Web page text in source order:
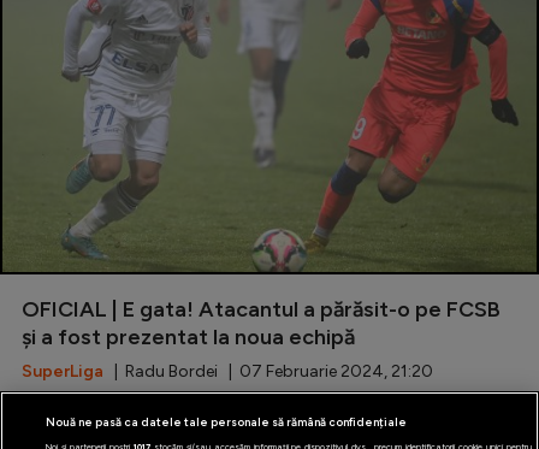
OFICIAL | E gata! Atacantul a părăsit-o pe FCSB
și a fost prezentat la noua echipă
SuperLiga | Radu Bordei | 07 Februarie 2024, 21:20
Nouă ne pasă ca datele tale personale să rămână confidențiale
Noi și partenerii noștri 1017stocăm și/sau accesăm informații pe dispozitivul dvs., precum identificatorii cookie unici pentru